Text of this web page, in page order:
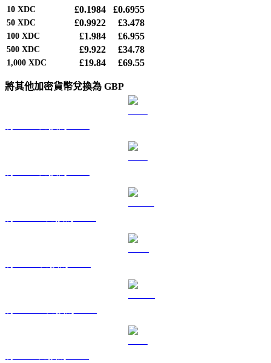
10 XDC £0.1984 £0.6955
50 XDC £0.9922 £3.478
100 XDC £1.984 £6.955
500 XDC £9.922 £34.78
1,000 XDC £19.84 £69.55
將其他加密貨幣兌換為 GBP